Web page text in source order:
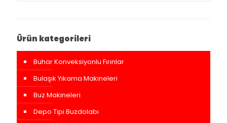
Ürün kategorileri
Buhar Konveksiyonlu Fırınlar
Bulaşık Yıkama Makineleri
Buz Makineleri
Depo Tipi Buzdolabı